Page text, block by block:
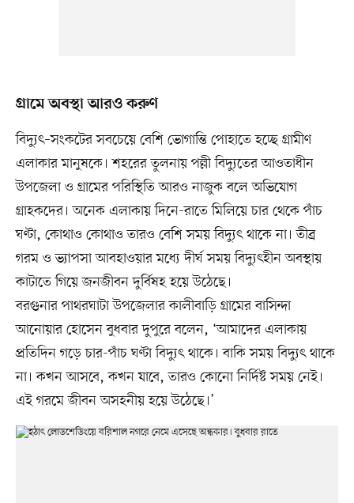
গ্রামে অবস্থা আরও করুণ
বিদ্যুৎ–সংকটের সবচেয়ে বেশি ভোগান্তি পোহাতে হচ্ছে গ্রামীণ
এলাকার মানুষকে। শহরের তুলনায় পল্লী বিদ্যুতের আওতাধীন
উপজেলা ও গ্রামের পরিস্থিতি আরও নাজুক বলে অভিযোগ
গ্রাহকদের। অনেক এলাকায় দিনে-রাতে মিলিয়ে চার থেকে পাঁচ
ঘণ্টা, কোথাও কোথাও তারও বেশি সময় বিদ্যুৎ থাকে না। তীব্র
গরম ও ভ্যাপসা আবহাওয়ার মধ্যে দীর্ঘ সময় বিদ্যুৎহীন অবস্থায়
কাটাতে গিয়ে জনজীবন দুর্বিষহ হয়ে উঠেছে।
বরগুনার পাথরঘাটা উপজেলার কালীবাড়ি গ্রামের বাসিন্দা
আনোয়ার হোসেন বুধবার দুপুরে বলেন, ‘আমাদের এলাকায়
প্রতিদিন গড়ে চার-পাঁচ ঘণ্টা বিদ্যুৎ থাকে। বাকি সময় বিদ্যুৎ থাকে
না। কখন আসবে, কখন যাবে, তারও কোনো নির্দিষ্ট সময় নেই।
এই গরমে জীবন অসহনীয় হয়ে উঠেছে।’